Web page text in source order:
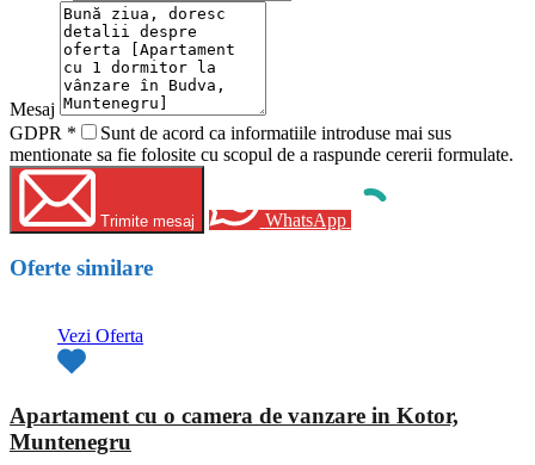
Mesaj
GDPR *
Sunt de acord ca informatiile introduse mai sus
mentionate sa fie folosite cu scopul de a raspunde cererii formulate.
Trimite mesaj WhatsApp
Oferte similare
Vezi Oferta
Apartament cu o camera de vanzare in Kotor,
Muntenegru